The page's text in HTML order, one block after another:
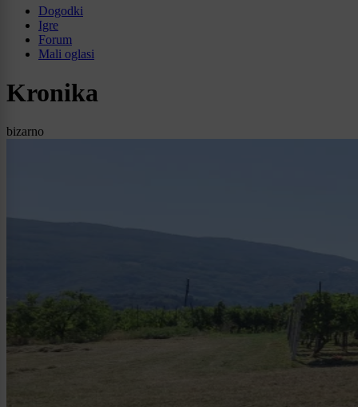
Dogodki
Igre
Forum
Mali oglasi
Kronika
bizarno